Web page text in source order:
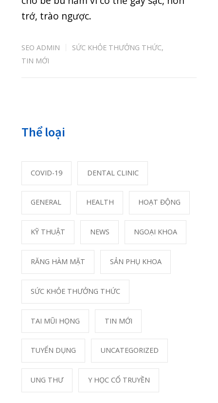
BIẾN CHỨNG HOẠI TỬ ĐEN NGÓN TAY SAU KHI
BỊ RẮN CẮN
“NẠN ĐÓI TIỀM ẨN” – KẺ THẦM LẶNG CƯỚP ĐI
CƠ HỘI PHÁT TRIỂN CỦA CON
07/07/2026
Đừng quên 8 khung giờ vàng thải độc cho
cơ thể
Phân biệt khối u lành tính và khối u ác tính
23/10/2020
Phải làm gì khi bị găm dị vật vào mắt? 17102
25/05/2020